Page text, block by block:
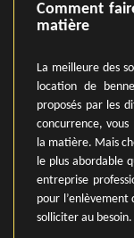
Comment
matière
La meilleure des
location de
proposés par les
concurrence,
la matière. Mais
le plus abordable
entreprise
pour l’enlèvement
solliciter au besoin.